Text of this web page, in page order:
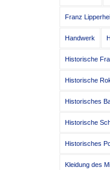
Franz
Handwerk
Historische
Historische
Historisches
Historische
Historisches
Kleidung des